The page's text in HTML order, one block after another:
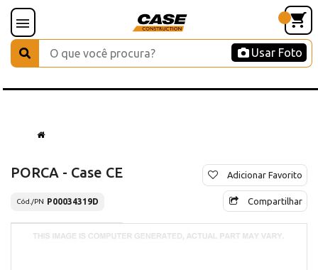
Usar Foto
PORCA - Case CE
Cód./PN P00034319D
Adicionar Favorito
Compartilhar